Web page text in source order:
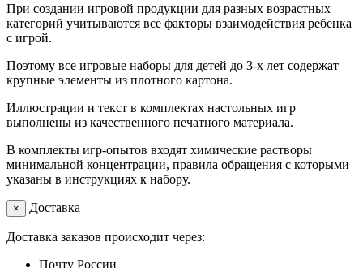
При создании игровой продукции для разных возрастных
категорий учитываются все факторы взаимодействия ребенка
с игрой.
Поэтому все игровые наборы для детей до 3-х лет содержат
крупные элементы из плотного картона.
Иллюстрации и текст в комплектах настольных игр
выполнены из качественного печатного материала.
В комплекты игр-опытов входят химические растворы
минимальной концентрации, правила обращения с которыми
указаны в инструкциях к набору.
× Доставка
Доставка заказов происходит через:
Почту России